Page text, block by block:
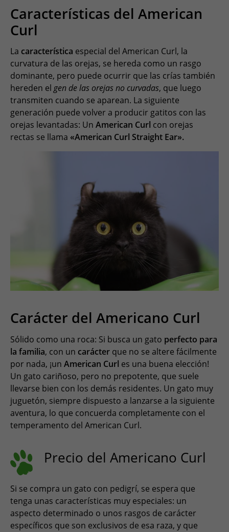
Características del American
Curl
La característica especial del American Curl, la
curvatura de las orejas, se hereda como un rasgo
dominante, pero puede ocurrir que las crías también
hereden elgen de las orejas no curvadas, que luego
transmiten cuando se aparean. La siguiente
generación puede volver a producir gatitos con las
orejas levantadas: Un American Curl con orejas
rectas se llama «American Curl Straight Ear».
Carácter del Americano Curl
Sólido como una roca: Si busca un gato perfecto para
la familia, con un carácter que no se altere fácilmente
por nada, ¡un American Curl es una buena elección!
Un gato cariñoso, pero no prepotente, que suele
llevarse bien con los demás residentes. Un gato muy
juguetón, siempre dispuesto a lanzarse a la siguiente
aventura, lo que concuerda completamente con el
temperamento del American Curl.
Precio del Americano Curl
Si se compra un gato con pedigrí, se espera que
tenga unas características muy especiales: un
aspecto determinado o unos rasgos de carácter
específicos que son exclusivos de esa raza, y que